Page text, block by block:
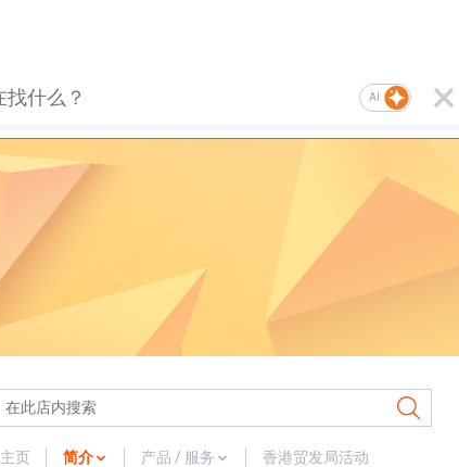
AI
主页 简介 产品 / 服务 香港贸发局活动